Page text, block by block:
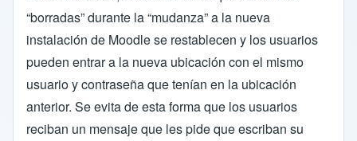
“borradas” durante la “mudanza” a la nueva
instalación de Moodle se restablecen y los usuarios
pueden entrar a la nueva ubicación con el mismo
usuario y contraseña que tenían en la ubicación
anterior. Se evita de esta forma que los usuarios
reciban un mensaje que les pide que escriban su